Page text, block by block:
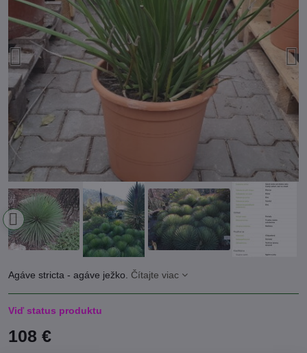
Agáve stricta - agáve ježko. Čítajte viac
Viď status produktu
108 €